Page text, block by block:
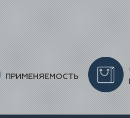
ПРИМЕНЯЕМОСТЬ